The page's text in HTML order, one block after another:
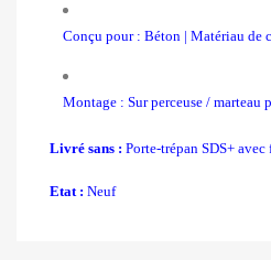
Conçu pour : Béton | Matériau de
Montage : Sur perceuse / marteau
Livré sans : Porte-trépan SDS+
Etat : Neuf